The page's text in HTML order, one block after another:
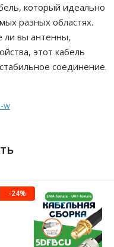
который идеально
разных областях.
ли вы антенны,
этот кабель
соединение.
w
-24%